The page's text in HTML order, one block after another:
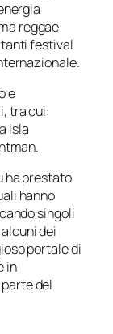
reggae
festival
e
tra cui:
Isla
ha prestato
hanno
singoli
dei
portale di
in
del